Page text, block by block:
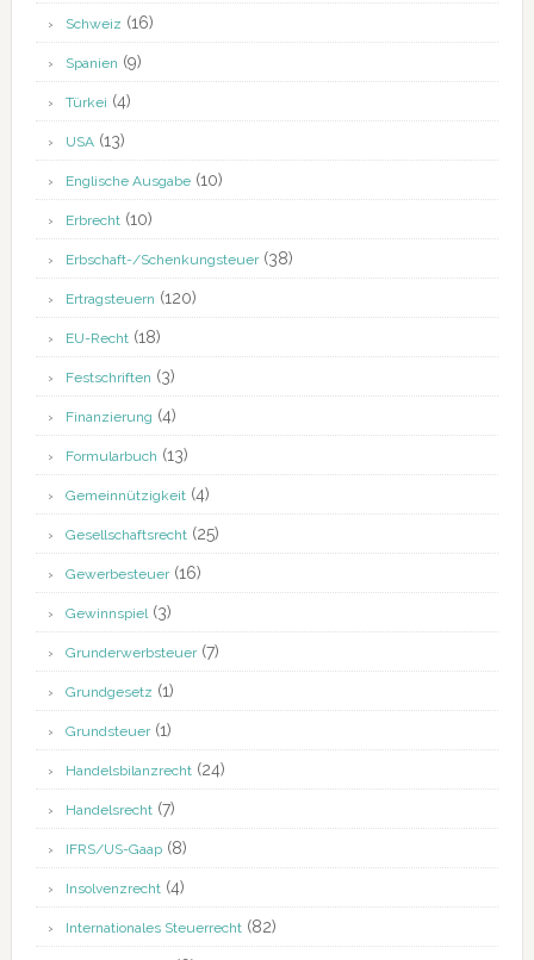
Schweiz (16)
Spanien (9)
Türkei (4)
USA(13)
Englische Ausgabe(10)
Erbrecht(10)
Erbschaft-/Schenkungsteuer(38)
Ertragsteuern (120)
EU-Recht(18)
Festschriften (3)
Finanzierung (4)
Formularbuch (13)
Gemeinnützigkeit(4)
Gesellschaftsrecht(25)
Gewerbesteuer(16)
Gewinnspiel(3)
Grunderwerbsteuer(7)
Grundgesetz (1)
Grundsteuer(1)
Handelsbilanzrecht(24)
Handelsrecht(7)
IFRS/US-Gaap(8)
Insolvenzrecht(4)
Internationales Steuerrecht(82)